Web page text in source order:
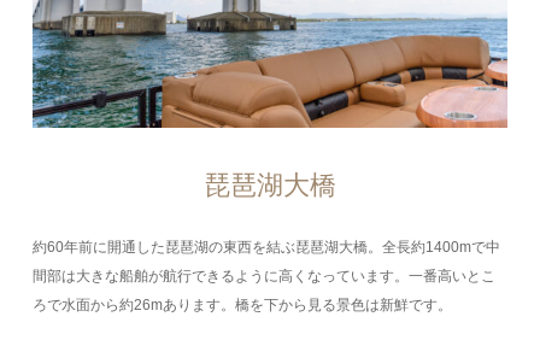
琵琶湖大橋
約60年前に開通した琵琶湖の東西を結ぶ琵琶湖大橋。全長約1400mで中
間部は大きな船舶が航行できるように高くなっています。一番高いとこ
ろで水面から約26mあります。橋を下から見る景色は新鮮です。